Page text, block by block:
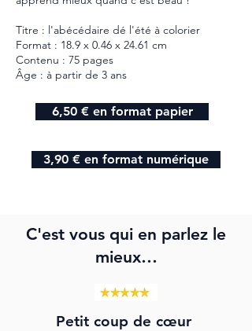
Titre : l'abécédaire dé l'été à colorier
Format : 18.9 x 0.46 x 24.61 cm
Contenu : 75 pages
Âge : à partir de 3 ans
6,50 € en format papier
3,90 € en format numérique
C'est vous qui en parlez le
mieux…
Petit coup de cœur ​